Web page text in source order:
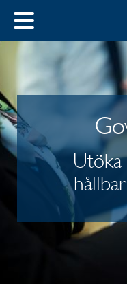
STÄNG
MENY
Svenska
Utöka